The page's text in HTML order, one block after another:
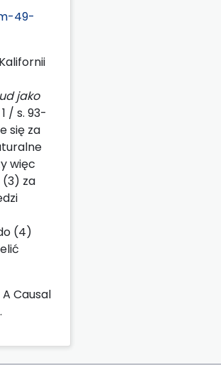
49-
jako
/ s. 93-
się za
więc
(3) za
(4)
Causal